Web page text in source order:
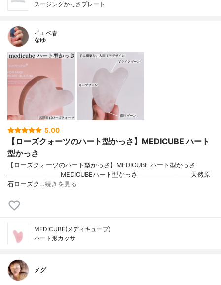
スージングかっさプレート
イエベ春
なゆ
5.00
【ローズクォーツのハート型かっさ】MEDICUBE ハート
型かっさ
【ローズクォーツのハート型かっさ】MEDICUBE ハート型かっさ
────────────MEDICUBEハート型かっさ────────────天然原
石ローズク…続きを見る
MEDICUBE(メディキューブ)
ハート形カッサ
メグ